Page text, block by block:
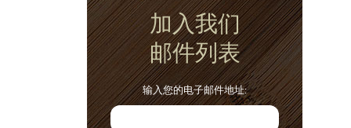
加入我们
邮件列表
输入您的电子邮件地址: